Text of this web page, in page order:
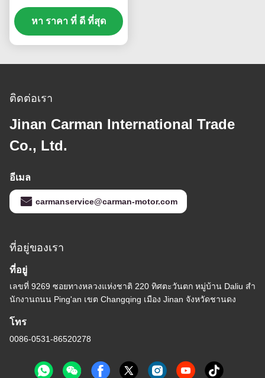
612600061995
612600061361
10PK1068
หา ราคา ที่ ดี ที่สุด
ติดต่อเรา
Jinan Carman International Trade
Co., Ltd.
อีเมล
carmanservice@carman-motor.com
ที่อยู่ของเรา
ที่อยู่
เลขที่ 9269 ซอยทางหลวงแห่งชาติ 220 ทิศตะวันตก หมู่บ้าน Daliu สํา
นักงานถนน Ping'an เขต Changqing เมือง Jinan จังหวัดชานดง
โทร
0086-0531-86520278